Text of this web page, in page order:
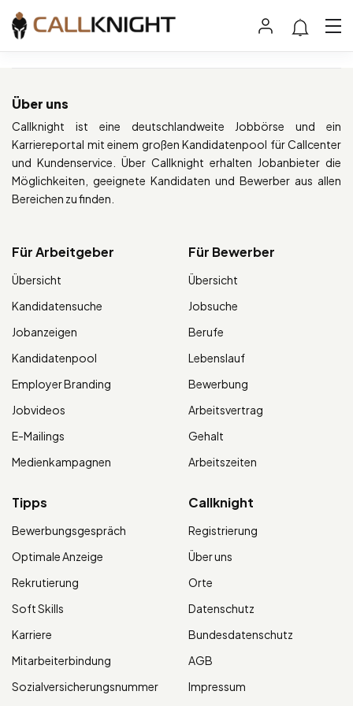
Über uns
Callknight ist eine deutschlandweite Jobbörse und ein
Karriereportal mit einem großen Kandidatenpool für Callcenter
und Kundenservice. Über Callknight erhalten Jobanbieter die
Möglichkeiten, geeignete Kandidaten und Bewerber aus allen
Bereichen zu finden.
Für Arbeitgeber
Übersicht
Kandidatensuche
Jobanzeigen
Kandidatenpool
Employer Branding
Jobvideos
E-Mailings
Medienkampagnen
Für Bewerber
Übersicht
Jobsuche
Berufe
Lebenslauf
Bewerbung
Arbeitsvertrag
Gehalt
Arbeitszeiten
Tipps
Bewerbungsgespräch
Optimale Anzeige
Rekrutierung
Soft Skills
Karriere
Mitarbeiterbindung
Sozialversicherungsnummer
Callknight
Registrierung
Über uns
Orte
Datenschutz
Bundesdatenschutz
AGB
Impressum